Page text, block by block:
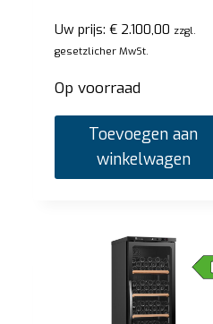
Uw prijs:€ 2.100,00 zzgl.
gesetzlicher MwSt.
Op voorraad
Toevoegen aan
winkelwagen